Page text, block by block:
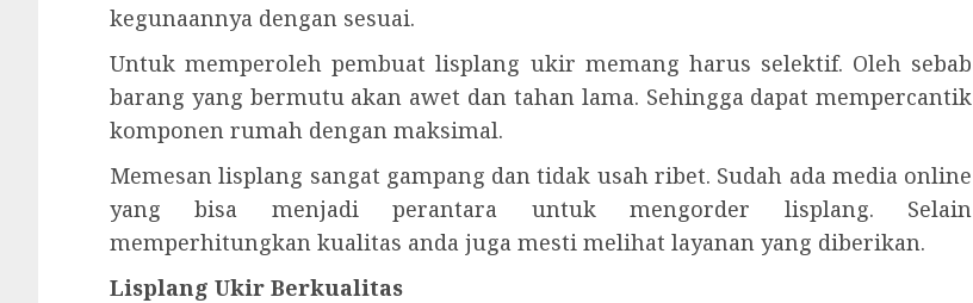
kegunaannya dengan sesuai.
Untuk memperoleh pembuat lisplang ukir memang harus selektif. Oleh sebab
barang yang bermutu akan awet dan tahan lama. Sehingga dapat mempercantik
komponen rumah dengan maksimal.
Memesan lisplang sangat gampang dan tidak usah ribet. Sudah ada media online
yang bisa menjadi perantara untuk mengorder lisplang. Selain
memperhitungkan kualitas anda juga mesti melihat layanan yang diberikan.
Lisplang Ukir Berkualitas